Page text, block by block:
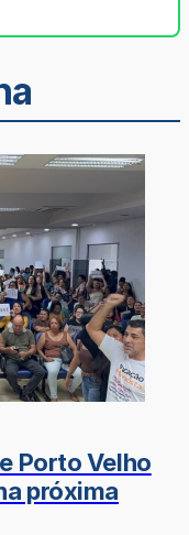
Porto Velho
próxima